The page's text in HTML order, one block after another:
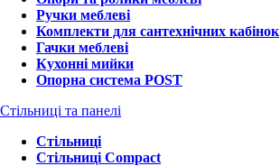
Ручки меблеві
Комплекти для сантехнічних кабінок
Гачки меблеві
Кухонні мийки
Опорна система POST
Стільниці та панелі
Стільниці
Стільниці Compact